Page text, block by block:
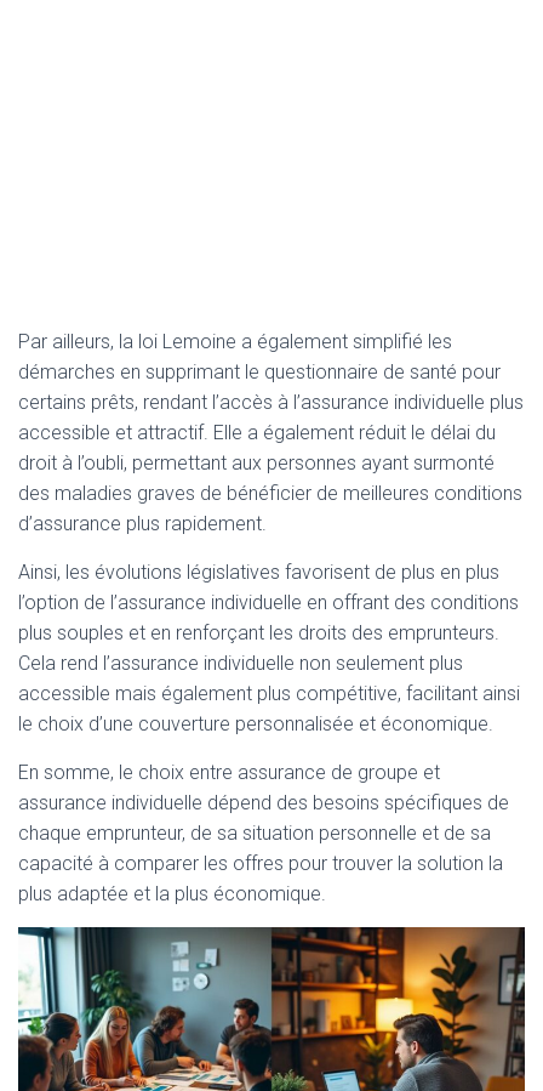
Par ailleurs, la loi Lemoine a également simplifié les
démarches en supprimant le questionnaire de santé pour
certains prêts, rendant l’accès à l’assurance individuelle plus
accessible et attractif. Elle a également réduit le délai du
droit à l’oubli, permettant aux personnes ayant surmonté
des maladies graves de bénéficier de meilleures conditions
d’assurance plus rapidement.
Ainsi, les évolutions législatives favorisent de plus en plus
l’option de l’assurance individuelle en offrant des conditions
plus souples et en renforçant les droits des emprunteurs.
Cela rend l’assurance individuelle non seulement plus
accessible mais également plus compétitive, facilitant ainsi
le choix d’une couverture personnalisée et économique.
En somme, le choix entre assurance de groupe et
assurance individuelle dépend des besoins spécifiques de
chaque emprunteur, de sa situation personnelle et de sa
capacité à comparer les offres pour trouver la solution la
plus adaptée et la plus économique.